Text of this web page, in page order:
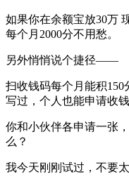
如果你在余额宝放30万
每个月2000分不用愁。
另外悄悄说个捷径——
扫收钱码每个月能积
写过，个人也能申请收钱
你和小伙伴各申请一张
么？
我今天刚刚试过，不要